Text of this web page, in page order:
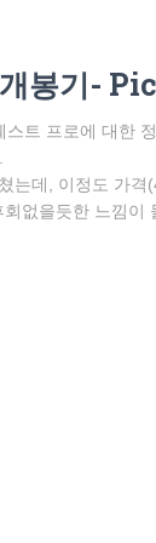
봉기-
트 프로에 대한
는데, 이정도 가
없을듯한 느낌이